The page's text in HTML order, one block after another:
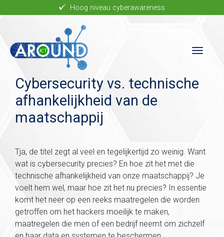
Skip to main contentHoog niveau cyberawareness
Cybersecurity vs. technische
afhankelijkheid van de
maatschappij
Tja, de titel zegt al veel en tegelijkertijd zo weinig. Want
wat is cybersecurity precies? En hoe zit het met die
technische afhankelijkheid van onze maatschappij? Je
voelt hem wel, maar hoe zit het nu precies? In essentie
komt het neer op een reeks maatregelen die worden
getroffen om het hackers moeilijk te maken,
maatregelen die men of een bedrijf neemt om zichzelf